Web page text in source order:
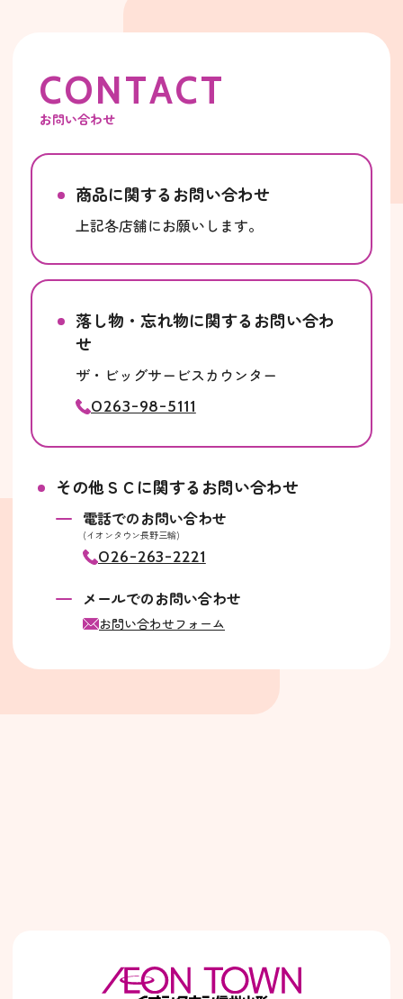
CONTACT
お問い合わせ
商品に関するお問い合わせ
上記各店舗にお願いします。
落し物・忘れ物に関するお問い合わ
せ
ザ・ビッグサービスカウンター
0263-98-5111
その他ＳＣに関するお問い合わせ
電話でのお問い合わせ
(イオンタウン長野三輪)
026-263-2221
メールでのお問い合わせ
お問い合わせフォーム